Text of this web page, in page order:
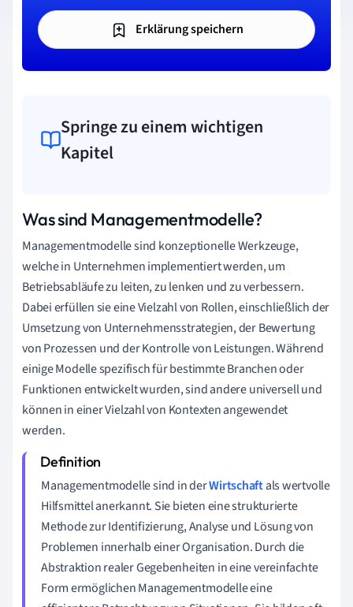
Erklärung speichern
Springe zu einem wichtigen
Kapitel
Was sind Managementmodelle?
Managementmodelle sind konzeptionelle Werkzeuge,
welche in Unternehmen implementiert werden, um
Betriebsabläufe zu leiten, zu lenken und zu verbessern.
Dabei erfüllen sie eine Vielzahl von Rollen, einschließlich der
Umsetzung von Unternehmensstrategien, der Bewertung
von Prozessen und der Kontrolle von Leistungen. Während
einige Modelle spezifisch für bestimmte Branchen oder
Funktionen entwickelt wurden, sind andere universell und
können in einer Vielzahl von Kontexten angewendet
werden.
Managementmodelle sind in derWirtschaftals wertvolle
Hilfsmittel anerkannt. Sie bieten eine strukturierte
Methode zur Identifizierung, Analyse und Lösung von
Problemen innerhalb einer Organisation. Durch die
Abstraktion realer Gegebenheiten in eine vereinfachte
Form ermöglichen Managementmodelle eine